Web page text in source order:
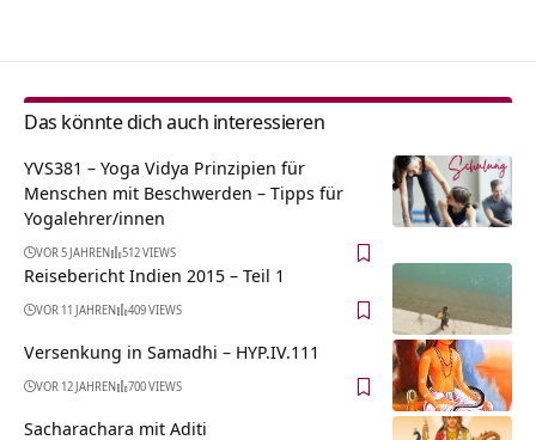
Das könnte dich auch interessieren
YVS381 – Yoga Vidya Prinzipien für
Menschen mit Beschwerden – Tipps für
Yogalehrer/innen
VOR 5 JAHREN 512 VIEWS
Reisebericht Indien 2015 – Teil 1
VOR 11 JAHREN 409 VIEWS
Versenkung in Samadhi – HYP.IV.111
VOR 12 JAHREN 700 VIEWS
Sacharachara mit Aditi